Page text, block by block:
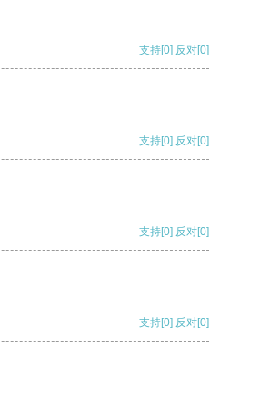
支持[0] 反对[0]
支持[0] 反对[0]
支持[0] 反对[0]
支持[0] 反对[0]